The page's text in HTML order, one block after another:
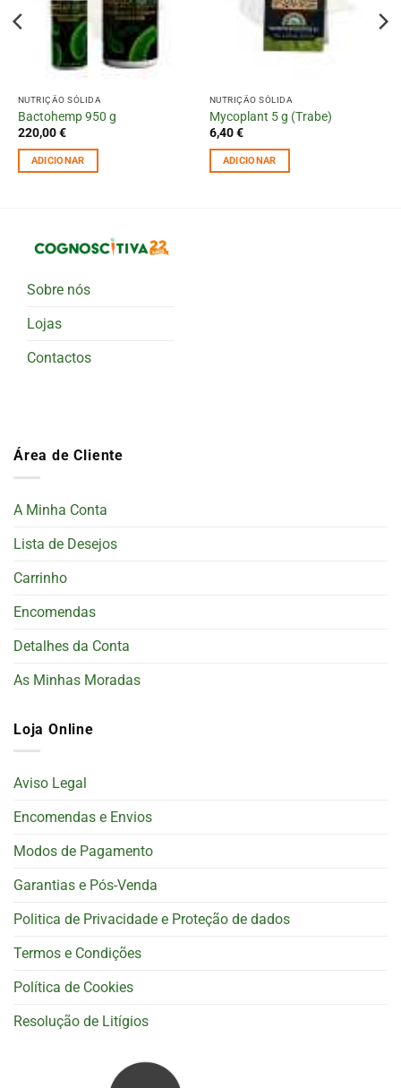
NUTRIÇÃO SÓLIDA
Bactohemp 950 g
220,00€
ADICIONAR
NUTRIÇÃO SÓLIDA
Mycoplant 5 g (Trabe)
6,40€
ADICIONAR
Sobre nós
Lojas
Contactos
Área de Cliente
A Minha Conta
Lista de Desejos
Carrinho
Encomendas
Detalhes da Conta
As Minhas Moradas
Loja Online
Aviso Legal
Encomendas e Envios
Modos de Pagamento
Garantias e Pós-Venda
Politica de Privacidade e Proteção de dados
Termos e Condições
Política de Cookies
Resolução de Litígios